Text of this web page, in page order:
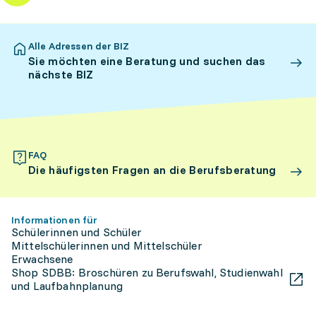
Alle Adressen der BIZ
Sie möchten eine Beratung und suchen das
nächste BIZ
FAQ
Die häufigsten Fragen an die Berufsberatung
Informationen für
Schülerinnen und Schüler
Mittelschülerinnen und Mittelschüler
Erwachsene
Shop SDBB: Broschüren zu Berufswahl, Studienwahl
und Laufbahnplanung